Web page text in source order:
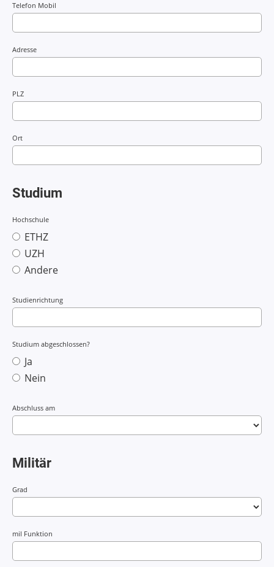
Telefon Mobil
Adresse
PLZ
Ort
Studium
Hochschule
ETHZ
UZH
Andere
Studienrichtung
Studium abgeschlossen?
Ja
Nein
Abschluss am
Militär
Grad
mil Funktion